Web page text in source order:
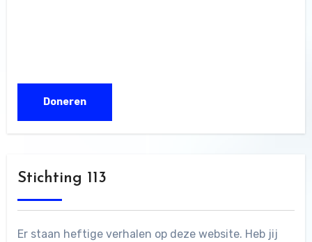
Stichting 113
Er staan heftige verhalen op deze website. Heb jij